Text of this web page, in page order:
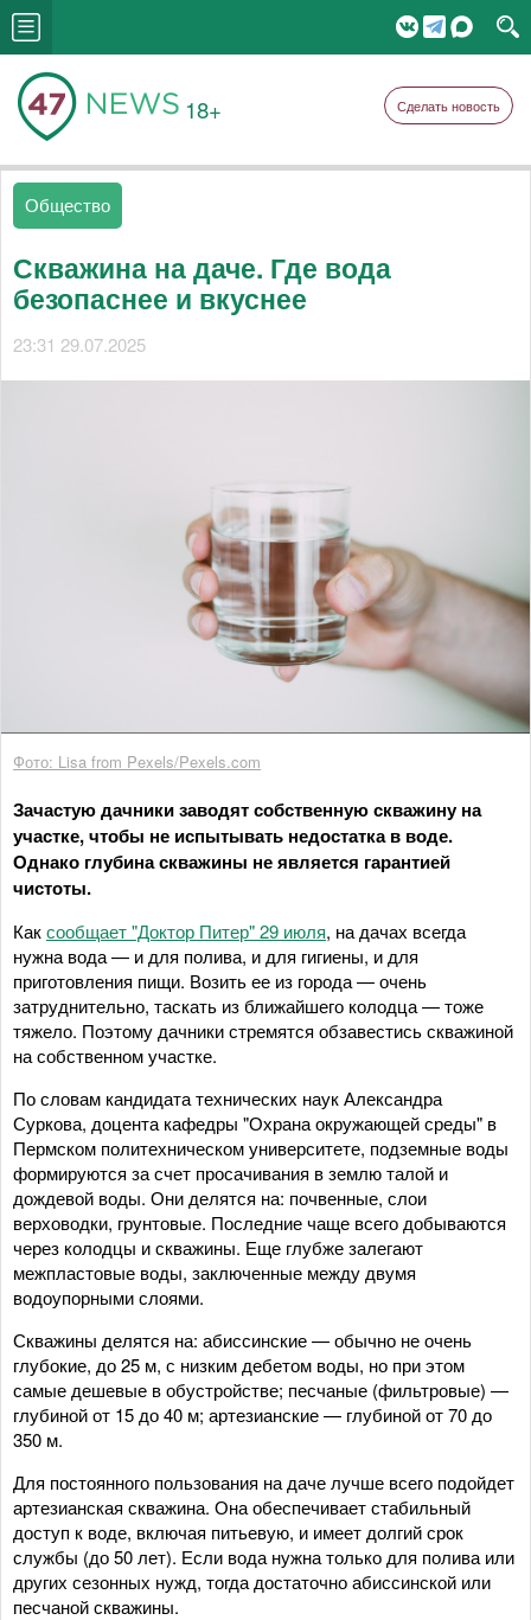
18+ Сделать новость
Общество
Скважина на даче. Где вода
безопаснее и вкуснее
23:31 29.07.2025
Фото: Lisa from Pexels/Pexels.com
Зачастую дачники заводят собственную скважину на
участке, чтобы не испытывать недостатка в воде.
Однако глубина скважины не является гарантией
чистоты.
Каксообщает "Доктор Питер" 29 июля, на дачах всегда
нужна вода — и для полива, и для гигиены, и для
приготовления пищи. Возить ее из города — очень
затруднительно, таскать из ближайшего колодца — тоже
тяжело. Поэтому дачники стремятся обзавестись скважиной
на собственном участке.
По словам кандидата технических наук Александра
Суркова, доцента кафедры "Охрана окружающей среды" в
Пермском политехническом университете, подземные воды
формируются за счет просачивания в землю талой и
дождевой воды. Они делятся на: почвенные, слои
верховодки, грунтовые. Последние чаще всего добываются
через колодцы и скважины. Еще глубже залегают
межпластовые воды, заключенные между двумя
водоупорными слоями.
Скважины делятся на: абиссинские — обычно не очень
глубокие, до 25 м, с низким дебетом воды, но при этом
самые дешевые в обустройстве; песчаные (фильтровые) —
глубиной от 15 до 40 м; артезианские — глубиной от 70 до
350 м.
Для постоянного пользования на даче лучше всего подойдет
артезианская скважина. Она обеспечивает стабильный
доступ к воде, включая питьевую, и имеет долгий срок
службы (до 50 лет). Если вода нужна только для полива или
других сезонных нужд, тогда достаточно абиссинской или
песчаной скважины.